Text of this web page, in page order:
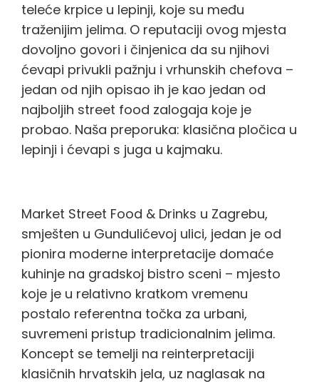
teleće krpice u lepinji, koje su među
traženijim jelima. O reputaciji ovog mjesta
dovoljno govori i činjenica da su njihovi
ćevapi privukli pažnju i vrhunskih chefova –
jedan od njih opisao ih je kao jedan od
najboljih street food zalogaja koje je
probao. Naša preporuka: klasična pločica u
lepinji i ćevapi s juga u kajmaku.
Market Street Food & Drinks u Zagrebu,
smješten u Gundulićevoj ulici, jedan je od
pionira moderne interpretacije domaće
kuhinje na gradskoj bistro sceni – mjesto
koje je u relativno kratkom vremenu
postalo referentna točka za urbani,
suvremeni pristup tradicionalnim jelima.
Koncept se temelji na reinterpretaciji
klasičnih hrvatskih jela, uz naglasak na